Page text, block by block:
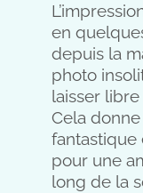
en
depuis la
photo
laisser
Cela
fantastique
pour une
long de la